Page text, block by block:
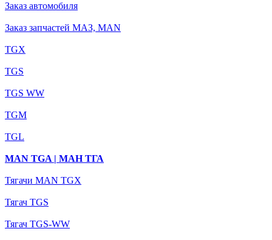
Заказ автомобиля
Заказ запчастей МАЗ, MAN
TGX
TGS
TGS WW
TGM
TGL
MAN TGA | МАН ТГА
Тягачи MAN TGX
Тягач TGS
Тягач TGS-WW